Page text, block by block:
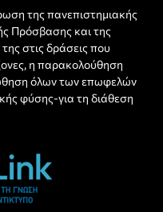
της πανεπιστημιακής
Πρόσβασης και της
στις δράσεις που
η παρακολούθηση
όλων των επωφελών
φύσης-για τη διάθεση